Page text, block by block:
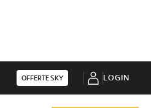
OFFERTE SKY LOGIN